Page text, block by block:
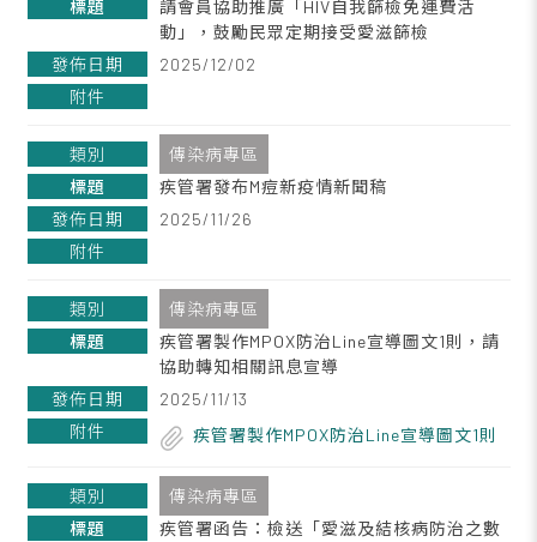
請會員協助推廣「HIV自我篩檢免運費活
動」，鼓勵民眾定期接受愛滋篩檢
2025/12/02
傳染病專區
疾管署發布M痘新疫情新聞稿
2025/11/26
傳染病專區
疾管署製作MPOX防治Line宣導圖文1則，請
協助轉知相關訊息宣導
2025/11/13
疾管署製作MPOX防治Line宣導圖文1則
傳染病專區
疾管署函告：檢送「愛滋及結核病防治之數